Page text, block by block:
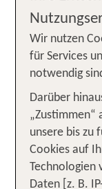
malerischen
klare
Kanoni, wo
Klosterinsel
Die
Das
Wir nutzen
für Services
notwendig
Darüber
„Zustimmen“
unsere bis zu
Cookies auf
Technologien
Daten [z. B.